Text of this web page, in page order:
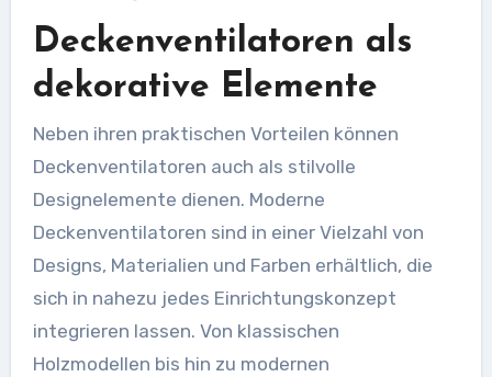
Deckenventilatoren als
dekorative Elemente
Neben ihren praktischen Vorteilen können
Deckenventilatoren auch als stilvolle
Designelemente dienen. Moderne
Deckenventilatoren sind in einer Vielzahl von
Designs, Materialien und Farben erhältlich, die
sich in nahezu jedes Einrichtungskonzept
integrieren lassen. Von klassischen
Holzmodellen bis hin zu modernen